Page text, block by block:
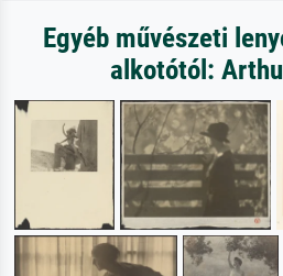
Egyéb művészeti
alkotótól: